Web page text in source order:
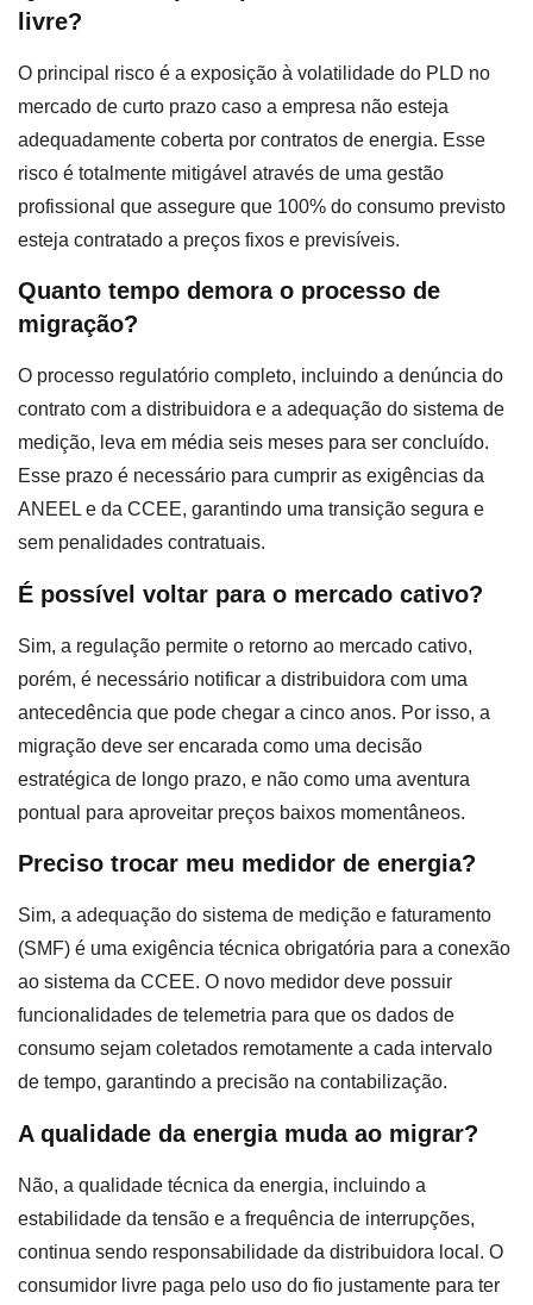
livre?
O principal risco é a exposição à volatilidade do PLD no
mercado de curto prazo caso a empresa não esteja
adequadamente coberta por contratos de energia. Esse
risco é totalmente mitigável através de uma gestão
profissional que assegure que 100% do consumo previsto
esteja contratado a preços fixos e previsíveis.
Quanto tempo demora o processo de
migração?
O processo regulatório completo, incluindo a denúncia do
contrato com a distribuidora e a adequação do sistema de
medição, leva em média seis meses para ser concluído.
Esse prazo é necessário para cumprir as exigências da
ANEEL e da CCEE, garantindo uma transição segura e
sem penalidades contratuais.
É possível voltar para o mercado cativo?
Sim, a regulação permite o retorno ao mercado cativo,
porém, é necessário notificar a distribuidora com uma
antecedência que pode chegar a cinco anos. Por isso, a
migração deve ser encarada como uma decisão
estratégica de longo prazo, e não como uma aventura
pontual para aproveitar preços baixos momentâneos.
Preciso trocar meu medidor de energia?
Sim, a adequação do sistema de medição e faturamento
(SMF) é uma exigência técnica obrigatória para a conexão
ao sistema da CCEE. O novo medidor deve possuir
funcionalidades de telemetria para que os dados de
consumo sejam coletados remotamente a cada intervalo
de tempo, garantindo a precisão na contabilização.
A qualidade da energia muda ao migrar?
Não, a qualidade técnica da energia, incluindo a
estabilidade da tensão e a frequência de interrupções,
continua sendo responsabilidade da distribuidora local. O
consumidor livre paga pelo uso do fio justamente para ter